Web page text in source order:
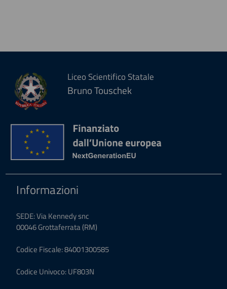
Liceo Scientifico Statale
Bruno Touschek
Informazioni
SEDE: Via Kennedy snc
00046 Grottaferrata (RM)
Codice Fiscale: 84001300585
Codice Univoco: UF803N